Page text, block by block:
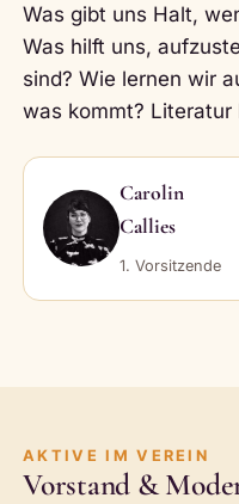
Was gibt uns Halt,
Was hilft uns,
sind? Wie lernen wir
was kommt? Literatur
Carolin
Callies
1. Vorsitzende
AKTIVE IM VEREIN
Vorstand &